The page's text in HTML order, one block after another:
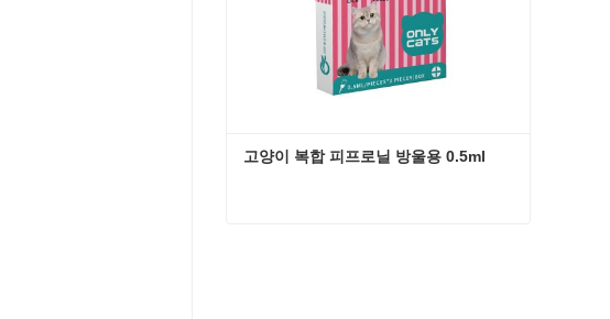
고양이 복합 피프로닐 방울용 0.5ml